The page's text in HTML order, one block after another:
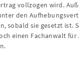
vollzogen wird.
den
sobald sie gesetzt ist.
einen Fachanwalt